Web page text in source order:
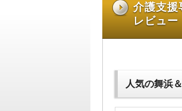
介護支援
レビュー
人気の舞浜